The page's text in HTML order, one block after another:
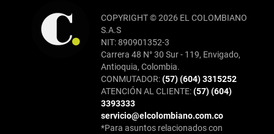
COPYRIGHT © 2026 EL COLOMBIANO
S.A.S
NIT: 890901352-3
Carrera 48 N° 30 Sur - 119, Envigado,
Antioquia, Colombia.
CONMUTADOR:(57) (604) 3315252
ATENCIÓN AL CLIENTE:(57) (604)
3393333
servicio@elcolombiano.com.co
*Para asuntos relacionados con